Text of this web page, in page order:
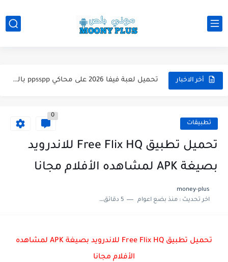
أخر الاخبار تحميل لعبة فيفا 2026 على محاكي ppsspp بالتعليق العربي للاندرويد...
تحميل لعبة بيس 12 مود بيس 2025 للاندرويد آخر الانتقالات...
تحميل لعبة جاتا فايس سيتي مهكرة لعبة GTA Vice City...
تطبيقات
0
تحميل تطبيق Free Flix HQ للاندرويد
بصيغة APK لمشاهده الأفلام مجانا
money-plus
اخر تحديث :منذ بضع اعوام 5 دقائق للقراءة
تحميل تطبيق Free Flix HQ للاندرويد بصيغة APK لمشاهده
الأفلام مجانا